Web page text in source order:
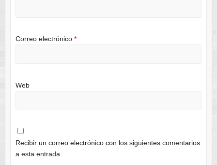
Correo electrónico *
Web
Recibir un correo electrónico con los siguientes comentarios
a esta entrada.